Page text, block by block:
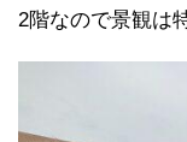
2階なので景観は